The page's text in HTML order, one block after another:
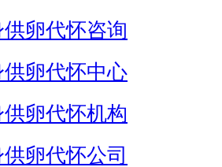
卵代怀咨询
供卵代怀中心
卵代怀机构
卵代怀公司